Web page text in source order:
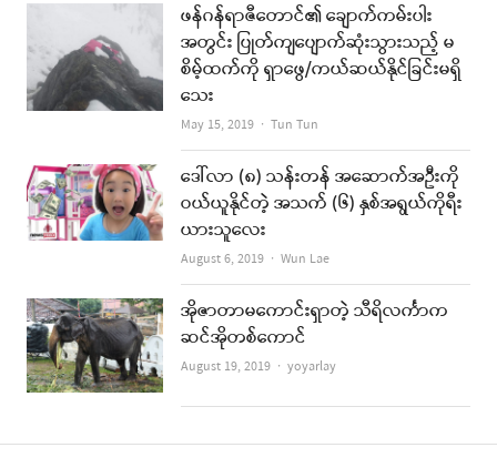
ဖန်ဂန်ရာဇီတောင်၏ ချောက်ကမ်းပါး
အတွင်း ပြုတ်ကျပျောက်ဆုံးသွားသည့် မ
စိမ့်ထက်ကို ရှာဖွေ/ကယ်ဆယ်နိုင်ခြင်းမရှိ
သေး
May 15, 2019 Author
Tun Tun
ဒေါ်လာ (၈) သန်းတန် အဆောက်အဦးကို
ဝယ်ယူနိုင်တဲ့ အသက် (၆) နှစ်အရွယ်ကိုရီး
ယားသူလေး
August 6, 2019 Author
Wun Lae
အိုဇာတာမကောင်းရှာတဲ့ သီရိလင်္ကာက
ဆင်အိုတစ်ကောင်
August 19, 2019 Author
yoyarlay